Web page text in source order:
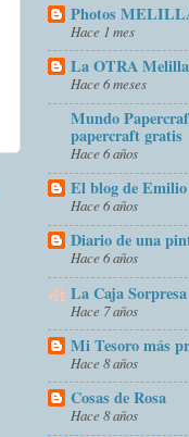
Photos
Hace 1 mes
La OTRA Melilla
Hace 6 meses
Mundo
papercraft gratis
Hace 6 años
El blog de
Hace 6 años
Diario de una
Hace 6 años
La Caja Sorpresa
Hace 7 años
Mi Tesoro más
Hace 8 años
Cosas de Rosa
Hace 8 años